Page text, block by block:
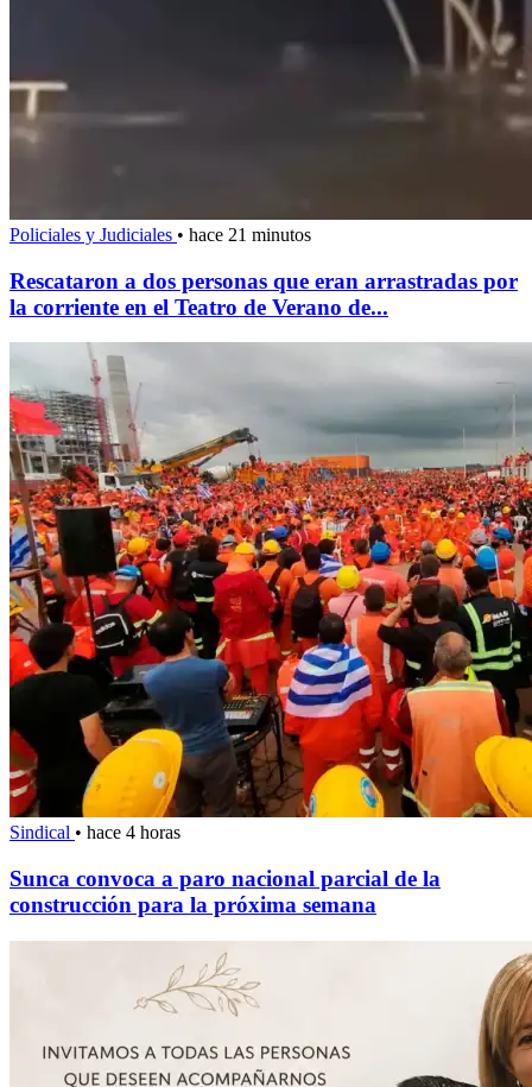
Policiales y Judiciales • hace 21 minutos
Rescataron a dos personas que eran arrastradas por
la corriente en el Teatro de Verano de...
Sindical • hace 4 horas
Sunca convoca a paro nacional parcial de la
construcción para la próxima semana